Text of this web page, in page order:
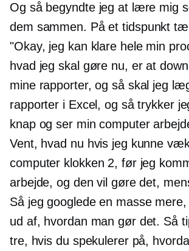
Og så begyndte jeg at lære mig
dem sammen. På et tidspunkt
"Okay, jeg kan klare hele min
hvad jeg skal gøre nu, er at
mine rapporter, og så skal jeg
rapporter i Excel, og så trykker
knap og ser min computer
Vent, hvad nu hvis jeg kunne
computer klokken 2, før jeg
arbejde, og den vil gøre det,
Så jeg googlede en masse
ud af, hvordan man gør det. Så
tre, hvis du spekulerer på,